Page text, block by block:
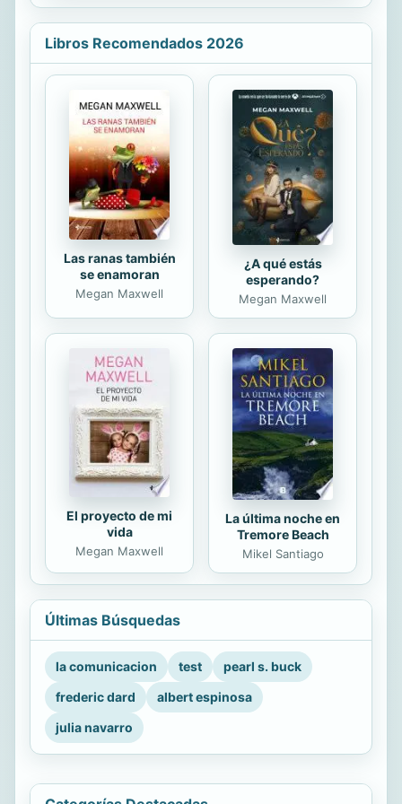
años lleva a cabo el arquitecto Jorge
F. Buján en la Facultad de
Arquitectura y Urbanismo de la
este caso el texto se enriquece con
las investigaciones de los autores
invitados: José Canziani, Rodolfo
Raffino, Reinaldo Moralejo,
Guillermina Couso, Devora Manuel,
Jorge Buján, Ana Igareta, Luis María
Calvo y María Teresa Iglesias. Las
palabras clave...
Libros Recomendados 2026
Las ranas también
se enamoran
Megan Maxwell
¿A qué estás
esperando?
Megan Maxwell
El proyecto de mi
vida
Megan Maxwell
La última noche en
Tremore Beach
Mikel Santiago
Últimas Búsquedas
la comunicacion test
pearl s. buck
frederic dard
albert espinosa
julia navarro